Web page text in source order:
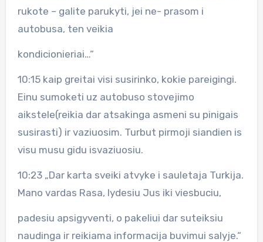
rukote – galite parukyti, jei ne- prasom i
autobusa, ten veikia
kondicionieriai…“
10:15 kaip greitai visi susirinko, kokie pareigingi.
Einu sumoketi uz autobuso stovejimo
aikstele(reikia dar atsakinga asmeni su pinigais
susirasti) ir vaziuosim. Turbut pirmoji siandien is
visu musu gidu isvaziuosiu.
10:23 „Dar karta sveiki atvyke i sauletaja Turkija.
Mano vardas Rasa, lydesiu Jus iki viesbuciu,
padesiu apsigyventi, o pakeliui dar suteiksiu
naudinga ir reikiama informacija buvimui salyje.“